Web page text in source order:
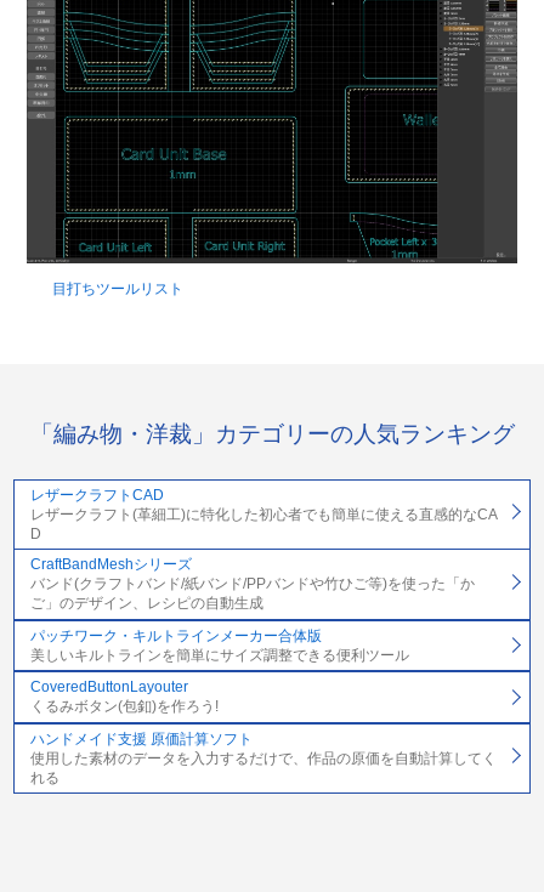
目打ちツールリスト
「編み物・洋裁」カテゴリーの人気ランキング
レザークラフトCAD
レザークラフト(革細工)に特化した初心者でも簡単に使える直感的なCA
D
CraftBandMeshシリーズ
バンド(クラフトバンド/紙バンド/PPバンドや竹ひご等)を使った「か
ご」のデザイン、レシピの自動生成
パッチワーク・キルトラインメーカー合体版
美しいキルトラインを簡単にサイズ調整できる便利ツール
CoveredButtonLayouter
くるみボタン(包釦)を作ろう!
ハンドメイド支援 原価計算ソフト
使用した素材のデータを入力するだけで、作品の原価を自動計算してく
れる